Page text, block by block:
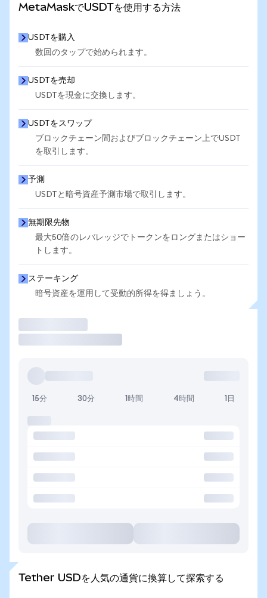
MetaMaskでUSDTを使用する方法
USDTを購入
数回のタップで始められます。
USDTを売却
USDTを現金に交換します。
USDTをスワップ
ブロックチェーン間およびブロックチェーン上でUSDT
を取引します。
予測
USDTと暗号資産予測市場で取引します。
無期限先物
最大50倍のレバレッジでトークンをロングまたはショー
トします。
ステーキング
暗号資産を運用して受動的所得を得ましょう。
15分 30分 1時間 4時間 1日
Tether USDを人気の通貨に換算して探索する